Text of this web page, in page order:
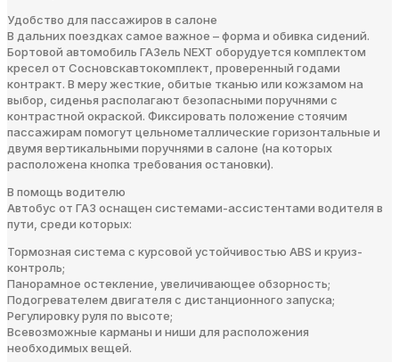
Удобство для пассажиров в салоне
В дальних поездках самое важное – форма и обивка сидений.
Бортовой автомобиль ГАЗель NEXT оборудуется комплектом
кресел от Сосновскавтокомплект, проверенный годами
контракт. В меру жесткие, обитые тканью или кожзамом на
выбор, сиденья располагают безопасными поручнями с
контрастной окраской. Фиксировать положение стоячим
пассажирам помогут цельнометаллические горизонтальные и
двумя вертикальными поручнями в салоне (на которых
расположена кнопка требования остановки).
В помощь водителю
Автобус от ГАЗ оснащен системами-ассистентами водителя в
пути, среди которых:
Тормозная система с курсовой устойчивостью ABS и круиз-
контроль;
Панорамное остекление, увеличивающее обзорность;
Подогревателем двигателя с дистанционного запуска;
Регулировку руля по высоте;
Всевозможные карманы и ниши для расположения
необходимых вещей.